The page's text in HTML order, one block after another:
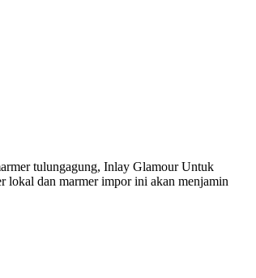
tulungagung, Inlay Glamour Untuk
lokal dan marmer impor ini akan menjamin